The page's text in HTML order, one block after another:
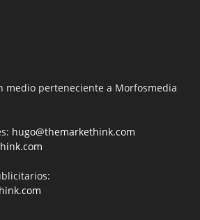
medio perteneciente a Morfosmedia
hugo@themarkethink.com